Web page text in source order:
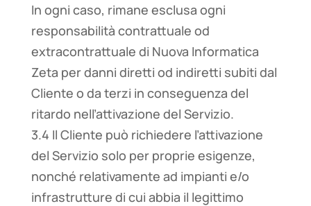
In ogni caso, rimane esclusa ogni
responsabilità contrattuale od
extracontrattuale di Nuova Informatica
Zeta per danni diretti od indiretti subiti dal
Cliente o da terzi in conseguenza del
ritardo nell’attivazione del Servizio.
3.4 Il Cliente può richiedere l’attivazione
del Servizio solo per proprie esigenze,
nonché relativamente ad impianti e/o
infrastrutture di cui abbia il legittimo